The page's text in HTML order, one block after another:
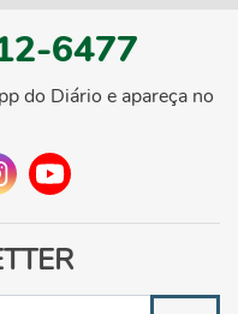
6477
do Diário e apareça no